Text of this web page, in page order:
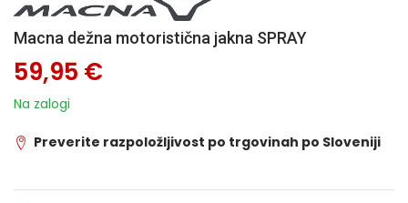
Macna dežna motoristična jakna SPRAY
59,95 €
Na zalogi
Preverite razpoložljivost po trgovinah po Sloveniji